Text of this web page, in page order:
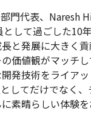
門代表、Naresh
として過ごした
と発展に大きく
価値観がマッチ
発技術をライア
してだけでなく
素晴らしい体験